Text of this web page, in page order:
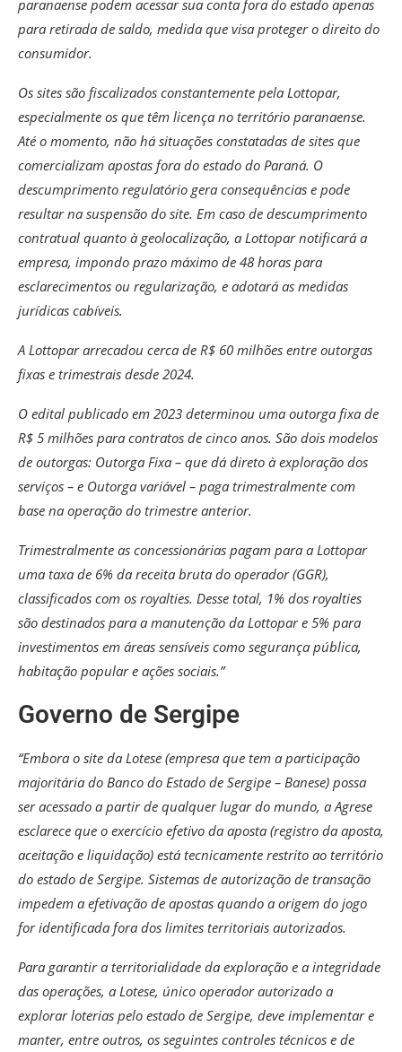
paranaense podem acessar sua conta fora do estado apenas
para retirada de saldo, medida que visa proteger o direito do
consumidor.
Os sites são fiscalizados constantemente pela Lottopar,
especialmente os que têm licença no território paranaense.
Até o momento, não há situações constatadas de sites que
comercializam apostas fora do estado do Paraná. O
descumprimento regulatório gera consequências e pode
resultar na suspensão do site. Em caso de descumprimento
contratual quanto à geolocalização, a Lottopar notificará a
empresa, impondo prazo máximo de 48 horas para
esclarecimentos ou regularização, e adotará as medidas
jurídicas cabíveis.
A Lottopar arrecadou cerca de R$ 60 milhões entre outorgas
fixas e trimestrais desde 2024.
O edital publicado em 2023 determinou uma outorga fixa de
R$ 5 milhões para contratos de cinco anos. São dois modelos
de outorgas: Outorga Fixa – que dá direto à exploração dos
serviços – e Outorga variável – paga trimestralmente com
base na operação do trimestre anterior.
Trimestralmente as concessionárias pagam para a Lottopar
uma taxa de 6% da receita bruta do operador (GGR),
classificados com os royalties. Desse total, 1% dos royalties
são destinados para a manutenção da Lottopar e 5% para
investimentos em áreas sensíveis como segurança pública,
habitação popular e ações sociais.”
Governo de Sergipe
“Embora o site da Lotese (empresa que tem a participação
majoritária do Banco do Estado de Sergipe – Banese) possa
ser acessado a partir de qualquer lugar do mundo, a Agrese
esclarece que o exercício efetivo da aposta (registro da aposta,
aceitação e liquidação) está tecnicamente restrito ao território
do estado de Sergipe. Sistemas de autorização de transação
impedem a efetivação de apostas quando a origem do jogo
for identificada fora dos limites territoriais autorizados.
Para garantir a territorialidade da exploração e a integridade
das operações, a Lotese, único operador autorizado a
explorar loterias pelo estado de Sergipe, deve implementar e
manter, entre outros, os seguintes controles técnicos e de